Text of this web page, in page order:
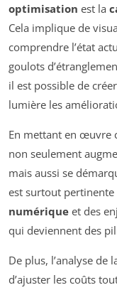
optimisation est la
Cela implique de
comprendre l’état
goulots
il est possible de
lumière les
En mettant en œuvre
non seulement
mais aussi se
est surtout pertinente
numérique et des
qui deviennent des
De plus, l’analyse de
d’ajuster les coûts